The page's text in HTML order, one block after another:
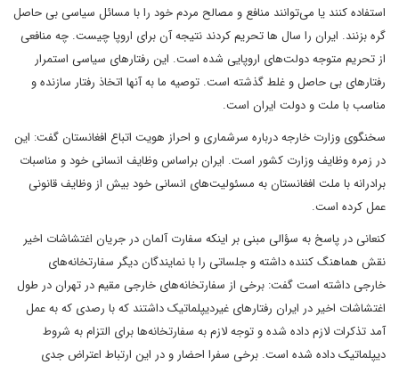
استفاده کنند یا می‌توانند منافع و مصالح مردم خود را با مسائل سیاسی بی حاصل
گره بزنند. ایران را سال ها تحریم کردند نتیجه آن برای اروپا چیست. چه منافعی
از تحریم متوجه دولت‌های اروپایی شده‌ است. این رفتارهای سیاسی استمرار
رفتارهای بی حاصل و غلط گذشته است. توصیه ما به آنها اتخاذ رفتار سازنده و
مناسب با ملت و دولت ایران است.
سخنگوی وزارت خارجه درباره سرشماری و احراز هویت اتباع افغانستان گفت: این
در زمره وظایف وزارت کشور است. ایران براساس وظایف انسانی خود و مناسبات
برادرانه با ملت افغانستان به مسئولیت‌های انسانی خود بیش از وظایف قانونی
عمل کرده است.
کنعانی در پاسخ به سؤالی مبنی بر اینکه سفارت آلمان در جریان اغتشاشات اخیر
نقش هماهنگ کننده داشته و جلساتی را با نمایندگان دیگر سفارتخانه‌های
خارجی داشته است گفت: برخی از سفارتخانه‌های خارجی مقیم در تهران در طول
اغتشاشات اخیر در ایران رفتارهای غیردیپلماتیک داشتند که با رصدی که به عمل
آمد تذکرات لازم داده شده و توجه لازم به سفارتخانه‌ها برای التزام به شروط
دیپلماتیک داده شده است. برخی سفرا احضار و در این ارتباط اعتراض جدی